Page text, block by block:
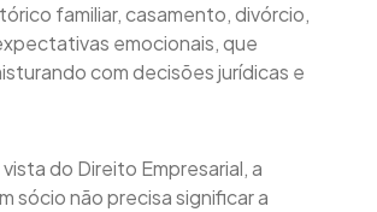
familiar, casamento, divórcio,
emocionais, que
com decisões jurídicas e
do Direito Empresarial, a
sócio não precisa significar a